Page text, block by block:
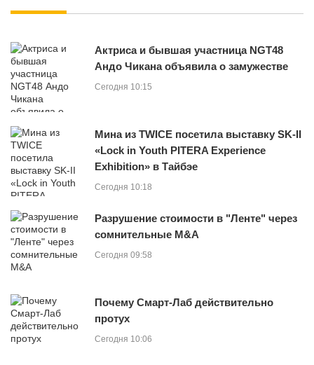
Актриса и бывшая участница NGT48
Андо Чикана объявила о замужестве
Сегодня 10:15
Мина из TWICE посетила выставку SK-II
«Lock in Youth PITERA Experience
Exhibition» в Тайбэе
Сегодня 10:18
Разрушение стоимости в "Ленте" через
сомнительные M&A
Сегодня 09:58
Почему Смарт-Лаб действительно
протух
Сегодня 10:06